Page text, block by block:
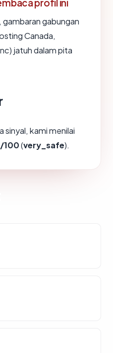
profil ini
, gambaran gabungan
Canada,
jatuh dalam pita
sinyal, kami menilai
100(very_safe).